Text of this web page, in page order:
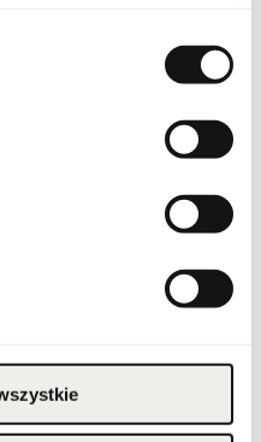
Produkt łatwopalny.
Trzymać z dala od ognia
chłodnym miejscu. Nie
podrażnioną lub
uszkodzoną skórę.
zewnętrznego.